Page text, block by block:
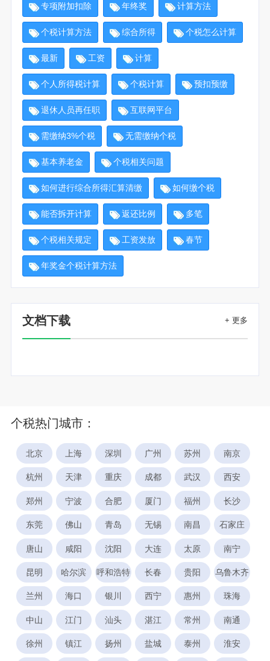
专项附加扣除 年终奖 计算方法
个税计算方法 综合所得 个税怎么计算
最新 工资 计算
个人所得税计算 个税计算 预扣预缴
退休人员再任职 互联网平台
需缴纳3%个税 无需缴纳个税
基本养老金 个税相关问题
如何进行综合所得汇算清缴 如何缴个税
能否拆开计算 返还比例 多笔
个税相关规定 工资发放 春节
年奖金个税计算方法
文档下载 + 更多
个税热门城市：
北京 上海 深圳 广州 苏州 南京
杭州 天津 重庆 成都 武汉 西安
郑州 宁波 合肥 厦门 福州 长沙
东莞 佛山 青岛 无锡 南昌 石家庄
唐山 咸阳 沈阳 大连 太原 南宁
昆明 哈尔滨 呼和浩特 长春 贵阳 乌鲁木齐
兰州 海口 银川 西宁 惠州 珠海
中山 江门 汕头 湛江 常州 南通
徐州 镇江 扬州 盐城 泰州 淮安